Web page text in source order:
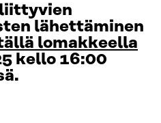
liittyvien
lähettäminen
lomakkeella
kello 16:00